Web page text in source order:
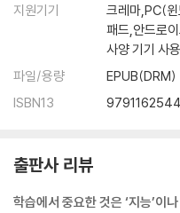
전략/ 경험은 피드백으로 보완한
제10장. 연습은 현실과 맞닿아야
실전을 위한 연습이 중요한 이유
연습은 어떻게 이뤄져야 할까?/
탈학습: 도약을 위해 웅크리기/
지원기기
크레마,PC(
패드,안드로
사양 기기 사
파일/용량
ISBN13
출판사 리뷰
학습에서 중요한 것은 ‘지능’이